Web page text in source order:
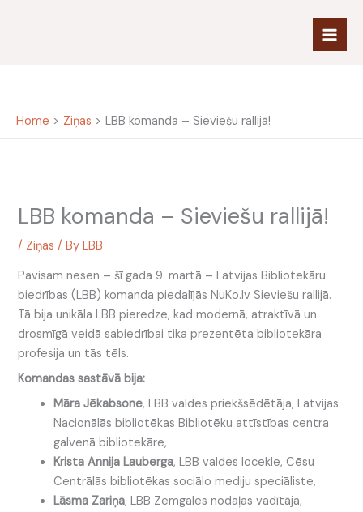
Home Ziņas LBB komanda – Sieviešu rallijā!
LBB komanda – Sieviešu rallijā!
/ Ziņas / ByLBB
Pavisam nesen – šī gada 9. martā – Latvijas Bibliotekāru
biedrības (LBB) komanda piedalījās NuKo.lv Sieviešu rallijā.
Tā bija unikāla LBB pieredze, kad modernā, atraktīvā un
drosmīgā veidā sabiedrībai tika prezentēta bibliotekāra
profesija un tās tēls.
Komandas sastāvā bija:
Māra Jēkabsone, LBB valdes priekšsēdētāja, Latvijas
Nacionālās bibliotēkas Bibliotēku attīstības centra
galvenā bibliotekāre,
Krista Annija Lauberga, LBB valdes locekle, Cēsu
Centrālās bibliotēkas sociālo mediju speciāliste,
Lāsma Zariņa, LBB Zemgales nodaļas vadītāja,